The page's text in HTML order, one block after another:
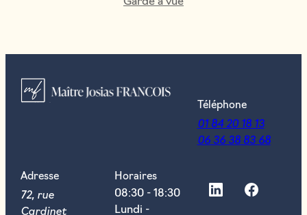
Téléphone
01 84 20 18 13
06 36 38 83 68
Adresse
72, rue
Cardinet
Horaires
08:30 - 18:30
Lundi -